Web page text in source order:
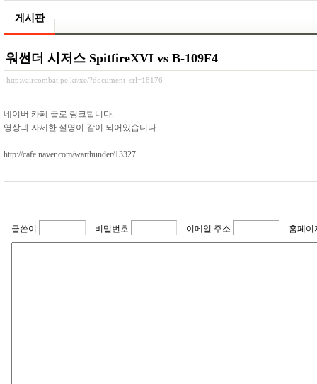
게시판
워썬더 시저스 SpitfireXVI vs B-109F4
http://aircombat.pe.kr/xe/?document_srl=18176
네이버 카페 글로 링크합니다.
영상과 자세한 설명이 같이 되어있습니다.
http://cafe.naver.com/warthunder/13327
글쓴이 비밀번호 이메일 주소 홈페이